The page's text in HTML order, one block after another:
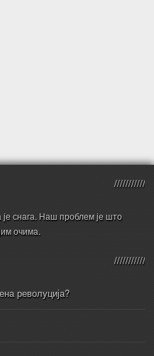
снага. Наш проблем је што
очима.
револуција?